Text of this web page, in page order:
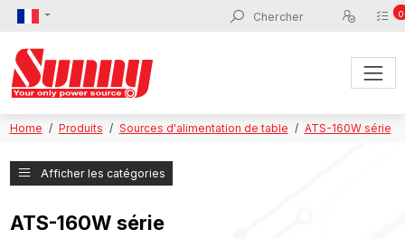
0
Home Produits Sources d'alimentation de table ATS-160W série
Afficher les catégories
ATS-160W série